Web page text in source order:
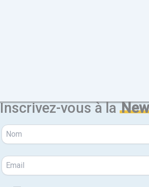
Inscrivez-vous à la